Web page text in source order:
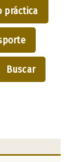
práctica
Buscar